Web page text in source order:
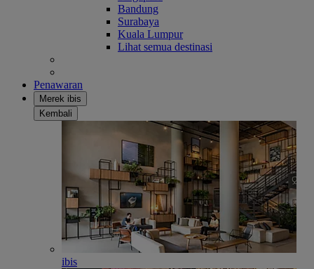
Bandung
Surabaya
Kuala Lumpur
Lihat semua destinasi
Penawaran
Merek ibis
Kembali
ibis